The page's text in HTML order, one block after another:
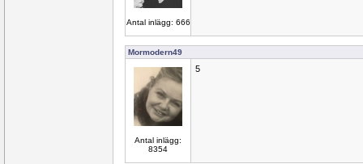
Antal inlägg: 666
Mormodern49
Antal inlägg:
8354
5